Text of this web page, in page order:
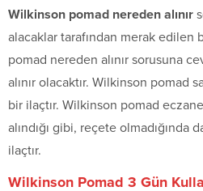
Wilkinson pomad nereden alınır
alacaklar tarafından merak edilen
pomad nereden alınır sorusuna
alınır olacaktır. Wilkinson pomad
bir ilaçtır. Wilkinson pomad
alındığı gibi, reçete olmadığında
ilaçtır.
Wilkinson Pomad 3 Gün